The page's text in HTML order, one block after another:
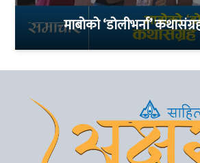
माबोको ‘डोलीभर्ना’